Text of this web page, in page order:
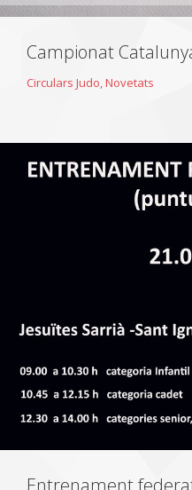
Campionat
Circulars Judo,Novetats
Entrenament